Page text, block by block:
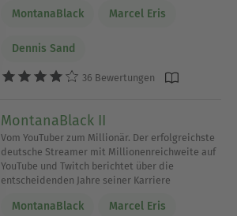
MontanaBlack Marcel Eris
Dennis Sand
36 Bewertungen
MontanaBlack II
Vom YouTuber zum Millionär. Der erfolgreichste
deutsche Streamer mit Millionenreichweite auf
YouTube und Twitch berichtet über die
entscheidenden Jahre seiner Karriere
MontanaBlack Marcel Eris